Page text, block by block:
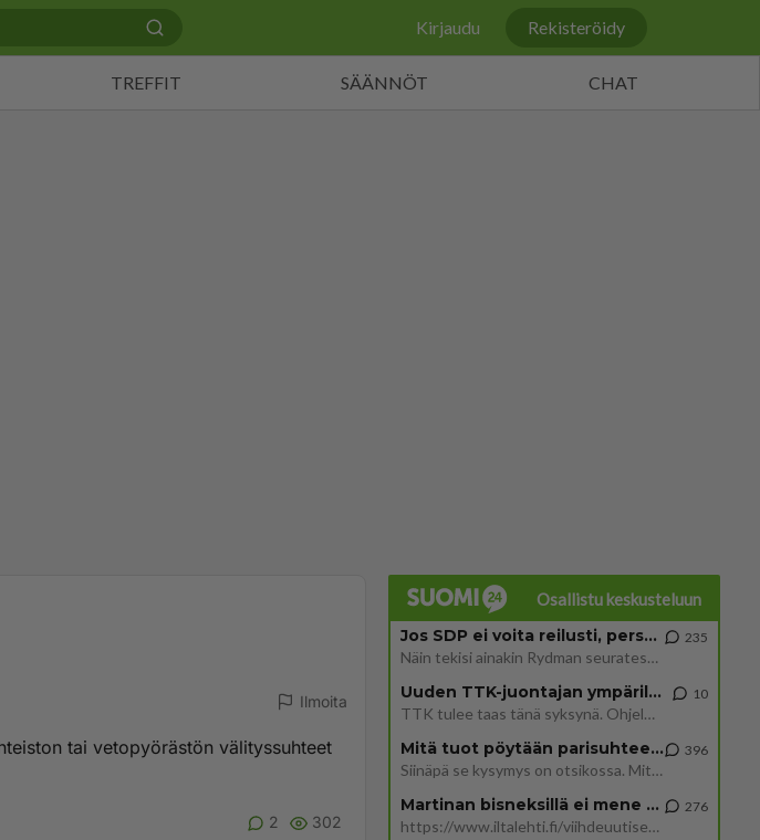
Kirjaudu Rekisteröidy
TREFFIT SÄÄNNÖT CHAT
Ilmoita
tai vetopyörästön välityssuhteet
2 302
Osallistu keskusteluun
Jos SDP ei voita reilusti, persut kumoavat demokratian Suomesta
Näin tekisi ainakin Rydman seuratessaan idolinsa Trumpin mallia https://www.is.fi/politiikka/art-2000012187244.html
235
Uuden TTK-juontajan ympärillä epätietoisuus sakenee - Nyt MTV hämmentää soppaa
TTK tulee taas tänä syksynä. Ohjelman uudet tähtioppilaat julkistetaan torstaina 6. elokuuta klo 14 alkavassa lehdistö
10
Mitä tuot pöytään parisuhteessa?
Siinäpä se kysymys on otsikossa. Mitäpä siis tuot/toisit pöytään parisuhteessa? Oletko mies vai nainen? Koetko sen mitä
396
Martinan bisneksillä ei mene hyvin
https://www.iltalehti.fi/viihdeuutiset/a/c46da6ab-340f-4790-aaa7-0865eed2336 Yrityksen konkurssihakemus on tullut kärä
276